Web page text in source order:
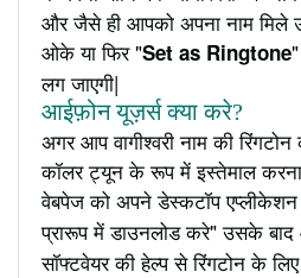
और जैसे ही आपको अपना नाम
ओके या फिर "Set as Ringtone
लग जाएगी|
आईफ़ोन यूज़र्स क्या करे?
अगर आप वागीश्वरी नाम की
कॉलर ट्यून के रूप में इस्तेमाल
वेबपेज को अपने डेस्कटॉप
प्रारूप में डाउनलोड करे" उसके
सॉफ्टवेयर की हेल्प से रिंगटोन के